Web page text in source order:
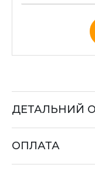
ДЕТАЛЬНИЙ
ОПЛАТА